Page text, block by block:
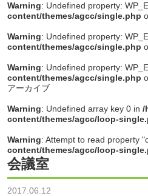
Warning: Undefined property:
content/themes/agcc/single.php
Warning: Undefined property:
content/themes/agcc/single.php
Warning: Undefined property:
content/themes/agcc/single.php
アーカイブ
Warning: Undefined array key 0 in /
content/themes/agcc/loop-
Warning: Attempt to read property
content/themes/agcc/loop-
会議室
2017.06.12